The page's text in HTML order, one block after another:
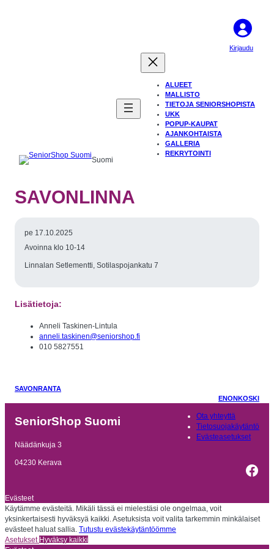
Suomi
Kirjaudu
ALUEET
MALLISTO
TIETOJA SENIORSHOPISTA
UKK
POPUP-KAUPAT
AJANKOHTAISTA
GALLERIA
REKRYTOINTI
SAVONLINNA
pe 17.10.2025
Avoinna klo 10-14
Linnalan Setlementti, Sotilaspojankatu 7
Lisätietoja:
Anneli Taskinen-Lintula
anneli.taskinen@seniorshop.fi
010 5827551
SAVONRANTA
ENONKOSKI
SeniorShop Suomi
Näädänkuja 3
04230 Kerava
Ota yhteyttä
Tietosuojakäytäntö
Evästeasetukset
Evästeet
Käytämme evästeitä. Mikäli tässä ei mielestäsi ole ongelmaa, voit
yksinkertaisesti hyväksyä kaikki. Asetuksista voit valita tarkemmin minkälaiset
evästeet haluat sallia. Tutustu evästekäytäntöömme
Asetukset Hyväksy kaikki